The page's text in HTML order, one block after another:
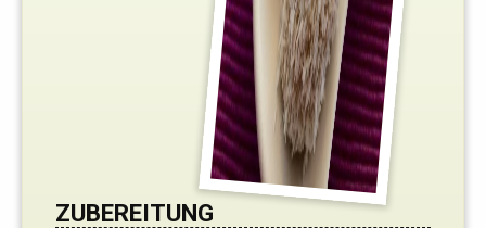
ZUBEREITUNG